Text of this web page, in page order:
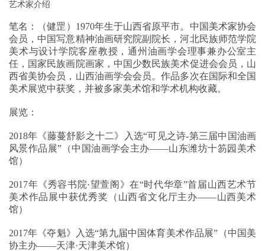
笔名：（健罡）1970年生于山西省原平市。中国美术家协会
会员，中国写意精神油画研究院副院长，河北民族师范学院
美术与设计学院客座教授，通州油画学会理事兼办公室主
任，国家民族画院画家，中国少数民族美术促进会会员，山
西省美协会员，山西油画学会会员。作品多次在国际和全国
美术展览中获奖，并被多家美术馆和学术机构收藏。
展览：
2018年《藤蔓舒影之十二》入选“可见之诗-第三届中国油画
风景作品展”（中国油画学会主办——山东潍坊十笏园美术
馆）
2017年《秀容书院·望萱阁》在“时代华章”首届山西艺术节
美术作品展中获优秀奖（山西省文化厅主办——山西美术
馆）
2017年《夺魁》入选“第九届中国体育美术作品展”（中国美
协主办——天津·天津美术馆）